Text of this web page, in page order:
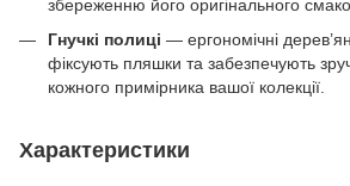
збереженню його оригінального
Гнучкі полиці — ергономічні
фіксують пляшки та забезпечують
кожного примірника вашої колекції.
Характеристики